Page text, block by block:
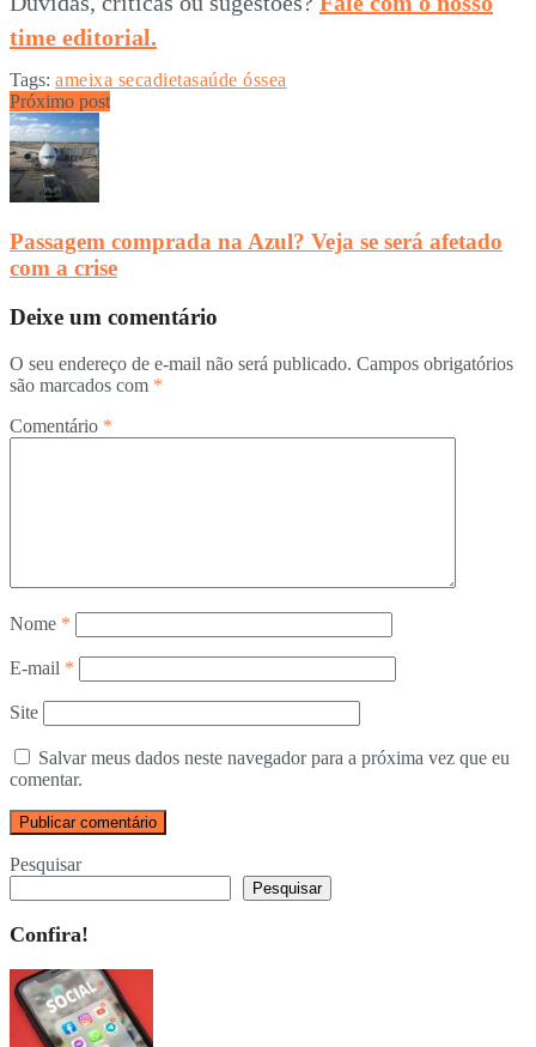
time editorial.
Tags: ameixa secadietasaúde óssea
Próximo post
Passagem comprada na Azul? Veja se será afetado
com a crise
Deixe um comentário
O seu endereço de e-mail não será publicado. Campos obrigatórios
são marcados com *
Comentário *
Nome *
E-mail *
Site
Salvar meus dados neste navegador para a próxima vez que eu
comentar.
Pesquisar
Pesquisar
Confira!